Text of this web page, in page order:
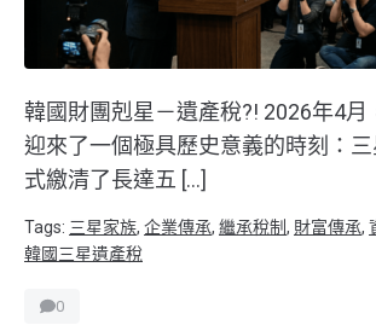
韓國財團剋星－遺產稅?! 2026年4月
迎來了一個極具歷史意義的時刻：
式繳清了長達五 […]
Tags: 三星家族, 企業傳承, 繼承稅制, 財富傳承,
韓國三星遺產稅
0